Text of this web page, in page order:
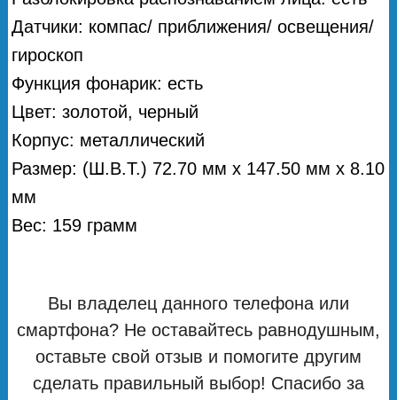
Датчики: компас/ приближения/ освещения/
гироскоп
Функция фонарик: есть
Цвет: золотой, черный
Корпус: металлический
Размер: (Ш.В.Т.) 72.70 мм х 147.50 мм х 8.10
мм
Вес: 159 грамм
Вы владелец данного телефона или
смартфона? Не оставайтесь равнодушным,
оставьте свой отзыв и помогите другим
сделать правильный выбор! Спасибо за